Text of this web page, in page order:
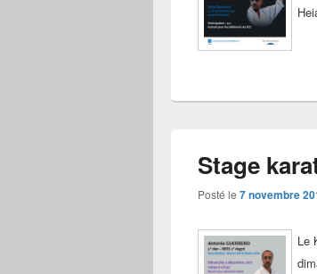
Stage
Posté le 7 novembre
Le